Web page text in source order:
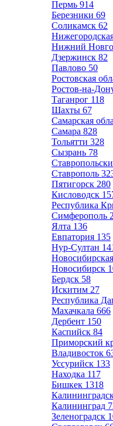
Пермь 914
Березники 69
Соликамск 62
Нижний
Дзержинск 82
Павлово 50
Ростовская
Ростов-на-
Таганрог 118
Шахты 67
Самарская
Самара 828
Тольятти 328
Сызрань 78
Ставрополь
Пятигорск 280
Кисловодск
Республика
Симферополь
Ялта 136
Евпатория 135
Нур-Султан
Новосибирск
Бердск 58
Искитим 27
Республика
Махачкала 666
Дербент 150
Каспийск 84
Приморский
Владивосток
Уссурийск 133
Находка 117
Бишкек 1318
Калининград
Зеленоградск